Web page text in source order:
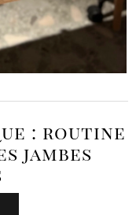
: routine
jambes